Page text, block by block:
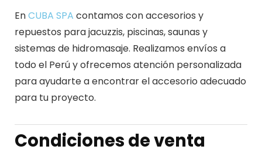
EnCUBA SPA contamos con accesorios y
repuestos para jacuzzis, piscinas, saunas y
sistemas de hidromasaje. Realizamos envíos a
todo el Perú y ofrecemos atención personalizada
para ayudarte a encontrar el accesorio adecuado
para tu proyecto.
Condiciones de venta